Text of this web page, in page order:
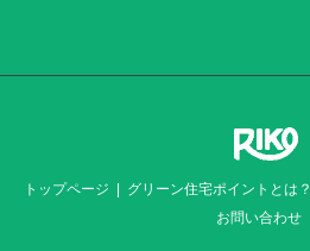
トップページ グリーン住宅ポイントとは？
お問い合わせ